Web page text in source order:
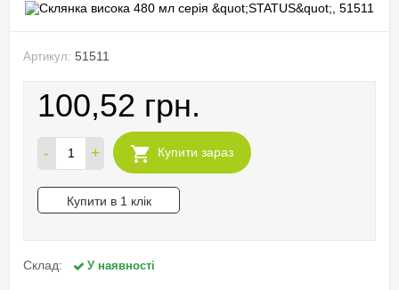
Артикул: 51511
100,52 грн.
- + Купити зараз
Купити в 1 клік
Склад: У наявності